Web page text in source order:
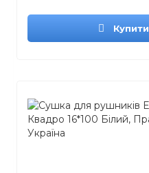
Купити